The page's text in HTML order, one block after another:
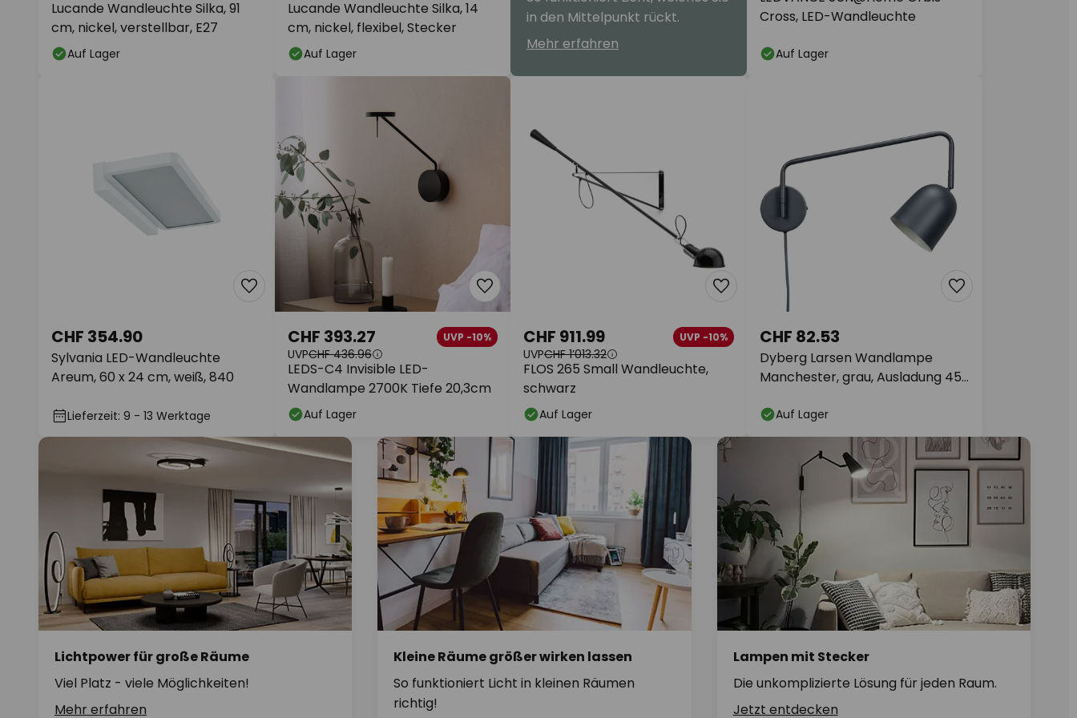
Lucande Wandleuchte Silka, 91
cm, nickel, verstellbar, E27
Auf Lager
Lucande Wandleuchte Silka, 14
cm, nickel, flexibel, Stecker
Auf Lager
in den Mittelpunkt rückt.
Mehr erfahren
Cross, LED-Wandleuchte
Auf Lager
Sylvania LED-Wandleuchte
Areum, 60 x 24 cm, weiß, 840
CHF 354.90
Lieferzeit: 9 - 13 Werktage
LEDS-C4 Invisible LED-
Wandlampe 2700K Tiefe 20,3cm
CHF 393.27 UVP -10%
UVPCHF 436.96
Auf Lager
FLOS 265 Small Wandleuchte,
schwarz
CHF 911.99 UVP -10%
UVPCHF 1’013.32
Auf Lager
Dyberg Larsen Wandlampe
Manchester, grau, Ausladung 45
CHF 82.53
Auf Lager
Lichtpower für große Räume
Viel Platz - viele Möglichkeiten!
Mehr erfahren
Kleine Räume größer wirken lassen
So funktioniert Licht in kleinen Räumen
richtig!
Lampen mit Stecker
Die unkomplizierte Lösung für jeden Raum.
Jetzt entdecken